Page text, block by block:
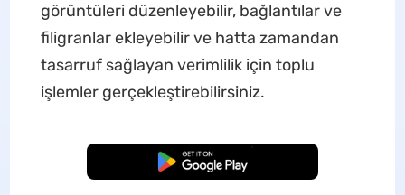
görüntüleri düzenleyebilir, bağlantılar ve
filigranlar ekleyebilir ve hatta zamandan
tasarruf sağlayan verimlilik için toplu
işlemler gerçekleştirebilirsiniz.
Ücretsiz İndirme